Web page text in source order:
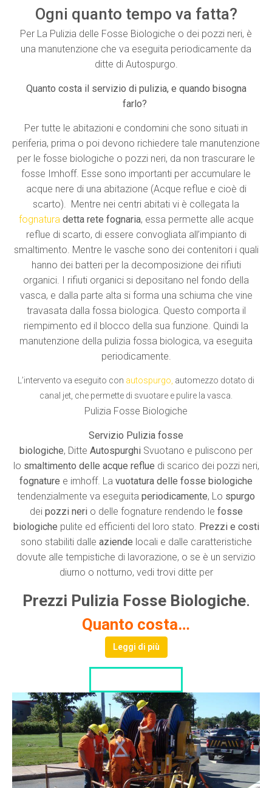
Ogni quanto tempo va fatta?
Per La Pulizia delle Fosse Biologiche o dei pozzi neri, è
una manutenzione che va eseguita periodicamente da
ditte di Autospurgo.
Quanto costa il servizio di pulizia, e quando bisogna
farlo?
Per tutte le abitazioni e condomini che sono situati in
periferia, prima o poi devono richiedere tale manutenzione
per le fosse biologiche o pozzi neri, da non trascurare le
fosse Imhoff. Esse sono importanti per accumulare le
acque nere di una abitazione (Acque reflue e cioè di
scarto). Mentre nei centri abitati vi è collegata la
fognatura detta rete fognaria, essa permette alle acque
reflue di scarto, di essere convogliata all’impianto di
smaltimento. Mentre le vasche sono dei contenitori i quali
hanno dei batteri per la decomposizione dei rifiuti
organici. I rifiuti organici si depositano nel fondo della
vasca, e dalla parte alta si forma una schiuma che vine
travasata dalla fossa biologica. Questo comporta il
riempimento ed il blocco della sua funzione. Quindi la
manutenzione della pulizia fossa biologica, va eseguita
periodicamente.
L’intervento va eseguito con autospurgo automezzo dotato di
canal jet, che permette di svuotare e pulire la vasca.
Pulizia Fosse Biologiche
Servizio Pulizia fosse
biologiche, Ditte Autospurghi Svuotano e puliscono per
lo smaltimento delle acque reflue di scarico dei pozzi neri,
fognature e imhoff. La vuotatura delle fosse biologiche
tendenzialmente va eseguita periodicamente, Lo spurgo
dei pozzi nerio delle fognature rendendo le fosse
biologiche pulite ed efficienti del loro stato. Prezzi e costi
sono stabiliti dalle aziende locali e dalle caratteristiche
dovute alle tempistiche di lavorazione, o se è un servizio
diurno o notturno, vedi trovi ditte per
Prezzi Pulizia Fosse Biologiche.
Quanto costa…
Leggi di più